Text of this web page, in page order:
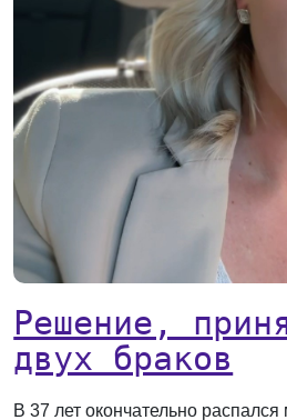
Решение,
двух браков
В 37 лет окончательно